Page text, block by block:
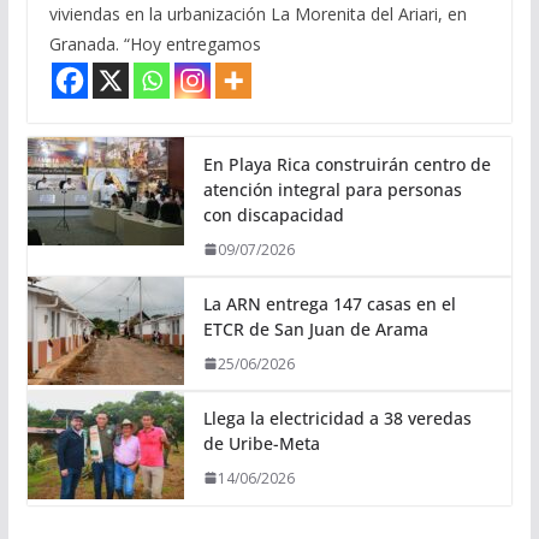
viviendas en la urbanización La Morenita del Ariari, en
Granada. “Hoy entregamos
En Playa Rica construirán centro de
atención integral para personas
con discapacidad
09/07/2026
La ARN entrega 147 casas en el
ETCR de San Juan de Arama
25/06/2026
Llega la electricidad a 38 veredas
de Uribe-Meta
14/06/2026